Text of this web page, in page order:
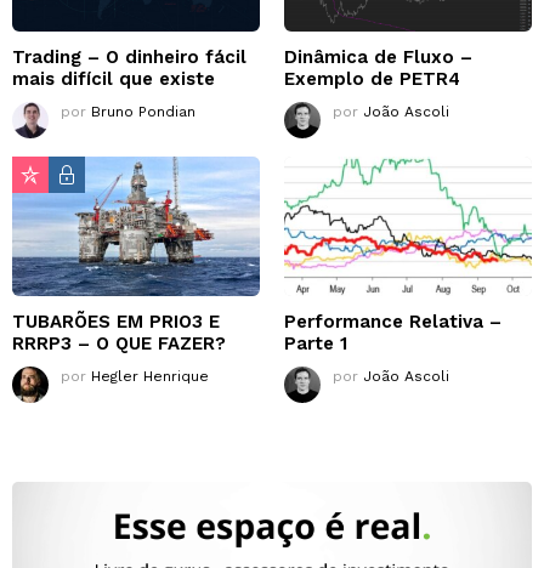
Trading – O dinheiro fácil
mais difícil que existe
por Bruno Pondian
Dinâmica de Fluxo –
Exemplo de PETR4
por João Ascoli
TUBARÕES EM PRIO3 E
RRRP3 – O QUE FAZER?
por Hegler Henrique
Performance Relativa –
Parte 1
por João Ascoli